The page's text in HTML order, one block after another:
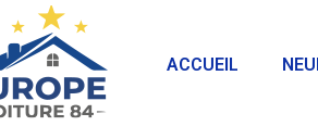
ACCUEIL